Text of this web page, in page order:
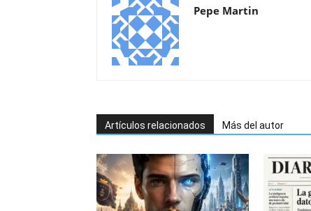
Pepe Martin
Artículos relacionados Más del autor